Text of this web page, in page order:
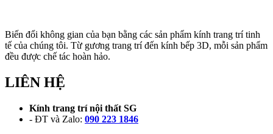
Biến đổi không gian của bạn bằng các sản phẩm kính trang trí tinh
tế của chúng tôi. Từ gương trang trí đến kính bếp 3D, mỗi sản phẩm
đều được chế tác hoàn hảo.
LIÊN HỆ
Kính trang trí nội thất SG
- ĐT và Zalo: 090 223 1846